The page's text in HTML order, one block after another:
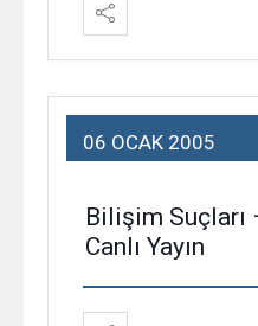
06 OCAK 2005
Bilişim Suçları
Canlı Yayın